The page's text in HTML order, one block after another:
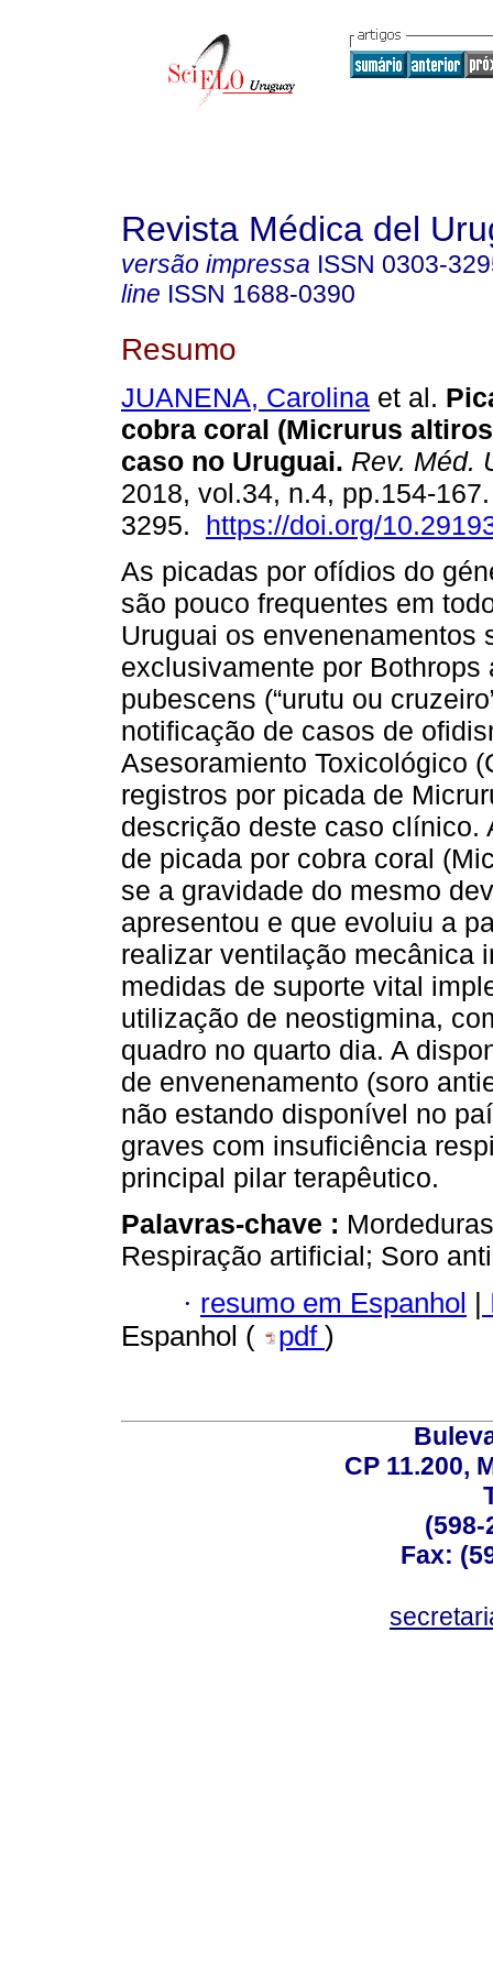
Revista Médica del
versão impressa ISSN 0303-
line ISSN 1688-0390
Resumo
JUANENA, Carolina et al.
cobra coral (Micrurus
caso no Uruguai. Rev. Méd.
2018, vol.34, n.4, pp.154-
3295. https://doi.org/
As picadas por ofídios do
são pouco frequentes em
Uruguai os envenenamentos
exclusivamente por Bothrops
pubescens (“urutu ou
notificação de casos de
Asesoramiento Toxicológico
registros por picada de
descrição deste caso clínico.
de picada por cobra coral
se a gravidade do mesmo
apresentou e que evoluiu a
realizar ventilação mecânica
medidas de suporte vital
utilização de neostigmina,
quadro no quarto dia. A
de envenenamento (soro
não estando disponível no
graves com insuficiência
principal pilar terapêutico.
Palavras-chave :
Respiração artificial; Soro
· resumo em Espanhol |
Espanhol (
pdf )
CP 11.200,
(598-
Fax: